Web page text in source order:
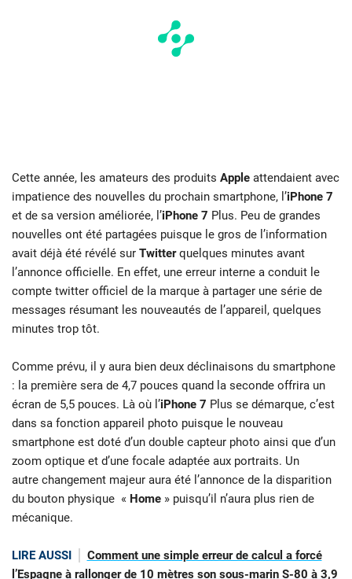
Cette année, les amateurs des produits Apple attendaient avec
impatience des nouvelles du prochain smartphone, l’iPhone 7
et de sa version améliorée, l’iPhone 7 Plus. Peu de grandes
nouvelles ont été partagées puisque le gros de l’information
avait déjà été révélé sur Twitterquelques minutes avant
l’annonce officielle. En effet, une erreur interne a conduit le
compte twitter officiel de la marque à partager une série de
messages résumant les nouveautés de l’appareil, quelques
minutes trop tôt.
Comme prévu, il y aura bien deux déclinaisons du smartphone
: la première sera de 4,7 pouces quand la seconde offrira un
écran de 5,5 pouces. Là où l’iPhone 7 Plus se démarque, c’est
dans sa fonction appareil photo puisque le nouveau
smartphone est doté d’un double capteur photo ainsi que d’un
zoom optique et d’une focale adaptée aux portraits. Un
autre changement majeur aura été l’annonce de la disparition
du bouton physique « Home » puisqu’il n’aura plus rien de
mécanique.
LIRE AUSSI
Comment une simple erreur de calcul a forcé
l’Espagne à rallonger de 10 mètres son sous-marin S-80 à 3,9